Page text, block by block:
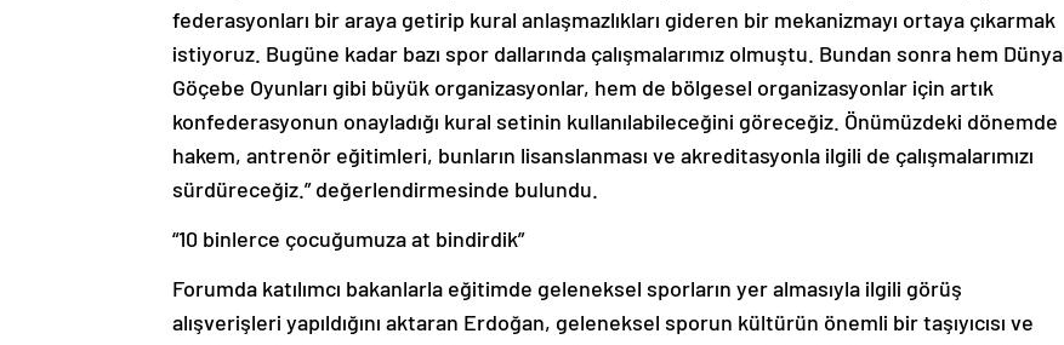
federasyonları bir araya getirip kural anlaşmazlıkları gideren bir mekanizmayı ortaya çıkarmak
istiyoruz. Bugüne kadar bazı spor dallarında çalışmalarımız olmuştu. Bundan sonra hem Dünya
Göçebe Oyunları gibi büyük organizasyonlar, hem de bölgesel organizasyonlar için artık
konfederasyonun onayladığı kural setinin kullanılabileceğini göreceğiz. Önümüzdeki dönemde
hakem, antrenör eğitimleri, bunların lisanslanması ve akreditasyonla ilgili de çalışmalarımızı
sürdüreceğiz.” değerlendirmesinde bulundu.
“10 binlerce çocuğumuza at bindirdik”
Forumda katılımcı bakanlarla eğitimde geleneksel sporların yer almasıyla ilgili görüş
alışverişleri yapıldığını aktaran Erdoğan, geleneksel sporun kültürün önemli bir taşıyıcısı ve